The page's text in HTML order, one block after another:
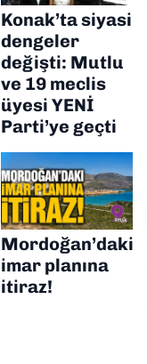
Konak’ta siyasi
dengeler
değişti: Mutlu
ve 19 meclis
üyesi YENİ
Parti’ye geçti
Mordoğan’daki
imar planına
itiraz!